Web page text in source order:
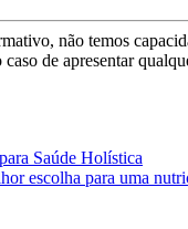
não temos
de apresentar
Saúde Holística
escolha para uma